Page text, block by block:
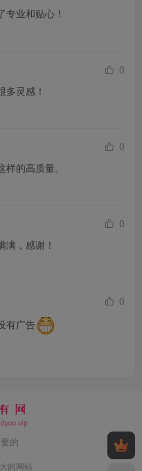
专业和贴心！
0
多灵感！
0
的高质量。
0
满，感谢！
0
有广告
的
的网站